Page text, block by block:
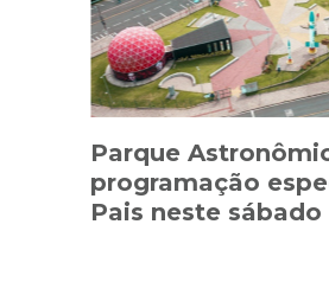
Parque
programação
Pais neste sábado